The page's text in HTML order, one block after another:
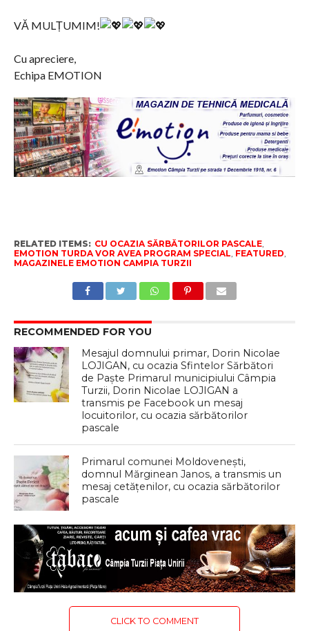
VĂ MULȚUMIM!
Cu apreciere,
Echipa EMOTION
RELATED ITEMS: CU OCAZIA SĂRBĂTORILOR PASCALE,
EMOTION TURDA VOR AVEA PROGRAM SPECIAL, FEATURED,
MAGAZINELE EMOTION CAMPIA TURZII
RECOMMENDED FOR YOU
Mesajul domnului primar, Dorin Nicolae
LOJIGAN, cu ocazia Sfintelor Sărbători
de Paște Primarul municipiului Câmpia
Turzii, Dorin Nicolae LOJIGAN a
transmis pe Facebook un mesaj
locuitorilor, cu ocazia sărbătorilor
pascale
Primarul comunei Moldovenești,
domnul Mărginean Janos, a transmis un
mesaj cetățenilor, cu ocazia sărbătorilor
pascale
CLICK TO COMMENT